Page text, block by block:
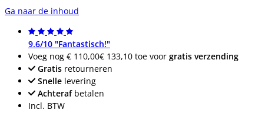
Ga naar de inhoud
9.6/10 "Fantastisch!"
Voeg nog € 110,00€ 133,10 toe voor gratis verzending
Gratis retourneren
Snelle levering
Achterafbetalen
Incl. BTW